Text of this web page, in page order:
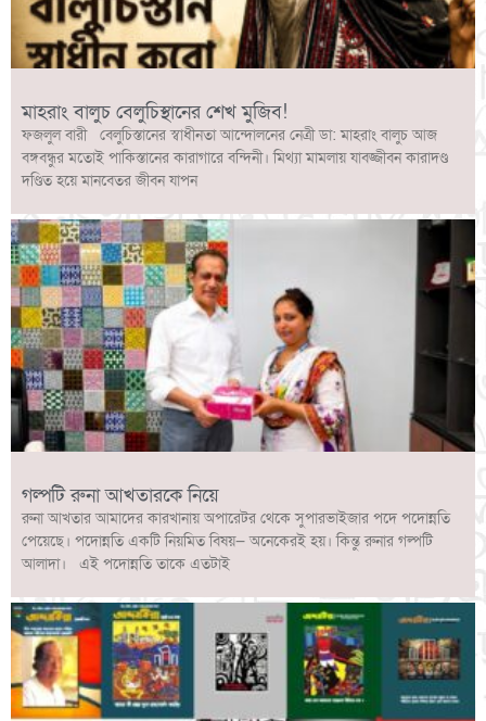
মাহরাং বালুচ বেলুচিস্থানের শেখ মুজিব!
ফজলুল বারী বেলুচিস্তানের স্বাধীনতা আন্দোলনের নেত্রী ডা: মাহরাং বালুচ আজ
বঙ্গবন্ধুর মতোই পাকিস্তানের কারাগারে বন্দিনী। মিথ্যা মামলায় যাবজ্জীবন কারাদণ্ড
দণ্ডিত হয়ে মানবেতর জীবন যাপন
গল্পটি রুনা আখতারকে নিয়ে
রুনা আখতার আমাদের কারখানায় অপারেটর থেকে সুপারভাইজার পদে পদোন্নতি
পেয়েছে। পদোন্নতি একটি নিয়মিত বিষয়— অনেকেরই হয়। কিন্তু রুনার গল্পটি
আলাদা। এই পদোন্নতি তাকে এতটাই